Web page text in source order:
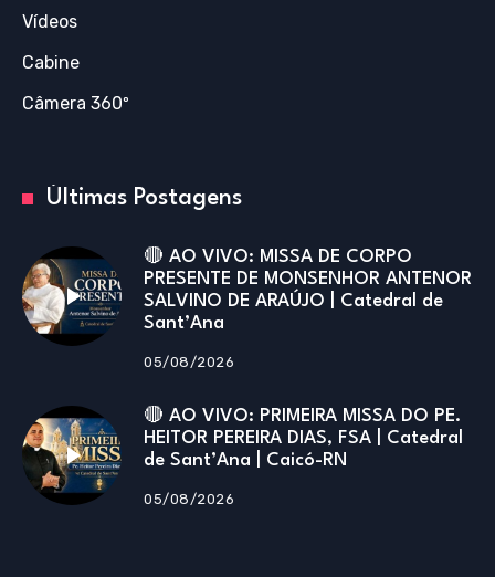
Vídeos
Cabine
Câmera 360º
Últimas Postagens
🔴 AO VIVO: MISSA DE CORPO
PRESENTE DE MONSENHOR ANTENOR
SALVINO DE ARAÚJO | Catedral de
Sant’Ana
05/08/2026
🔴 AO VIVO: PRIMEIRA MISSA DO PE.
HEITOR PEREIRA DIAS, FSA | Catedral
de Sant’Ana | Caicó-RN
05/08/2026